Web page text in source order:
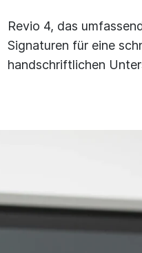
Revio 4, das
Signaturen für eine
handschriftlichen